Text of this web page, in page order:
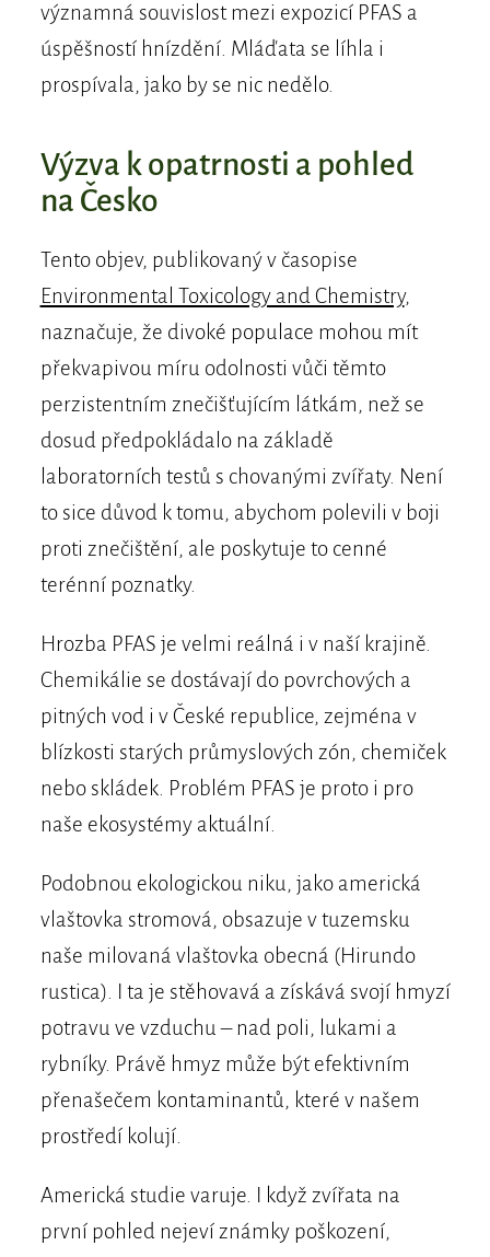
významná souvislost mezi expozicí PFAS a
úspěšností hnízdění. Mláďata se líhla i
prospívala, jako by se nic nedělo.
Výzva k opatrnosti a pohled
na Česko
Tento objev, publikovaný v časopise
Environmental Toxicology and Chemistry,
naznačuje, že divoké populace mohou mít
překvapivou míru odolnosti vůči těmto
perzistentním znečišťujícím látkám, než se
dosud předpokládalo na základě
laboratorních testů s chovanými zvířaty. Není
to sice důvod k tomu, abychom polevili v boji
proti znečištění, ale poskytuje to cenné
terénní poznatky.
Hrozba PFAS je velmi reálná i v naší krajině.
Chemikálie se dostávají do povrchových a
pitných vod i v České republice, zejména v
blízkosti starých průmyslových zón, chemiček
nebo skládek. Problém PFAS je proto i pro
naše ekosystémy aktuální.
Podobnou ekologickou niku, jako americká
vlaštovka stromová, obsazuje v tuzemsku
naše milovaná vlaštovka obecná (Hirundo
rustica). I ta je stěhovavá a získává svojí hmyzí
potravu ve vzduchu – nad poli, lukami a
rybníky. Právě hmyz může být efektivním
přenašečem kontaminantů, které v našem
prostředí kolují.
Americká studie varuje. I když zvířata na
první pohled nejeví známky poškození,